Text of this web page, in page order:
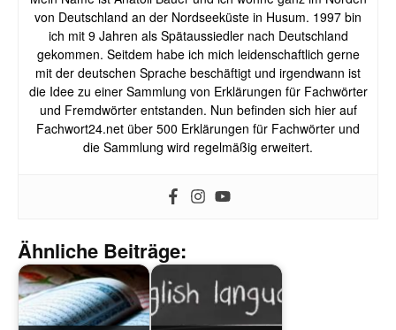
von Deutschland an der Nordseeküste in Husum. 1997 bin
ich mit 9 Jahren als Spätaussiedler nach Deutschland
gekommen. Seitdem habe ich mich leidenschaftlich gerne
mit der deutschen Sprache beschäftigt und irgendwann ist
die Idee zu einer Sammlung von Erklärungen für Fachwörter
und Fremdwörter entstanden. Nun befinden sich hier auf
Fachwort24.net über 500 Erklärungen für Fachwörter und
die Sammlung wird regelmäßig erweitert.
Ähnliche Beiträge: